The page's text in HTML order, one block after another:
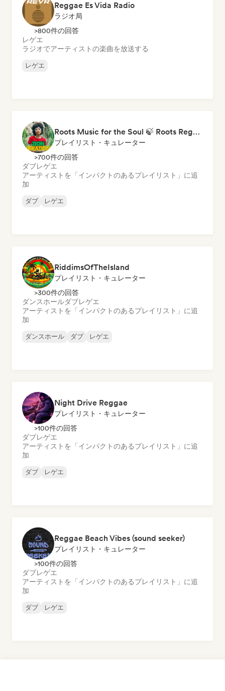
Reggae Es Vida Radio
ラジオ局
>800件の回答
レゲエ
ラジオでアーティストの楽曲を放送する
レゲエ
Roots Music for the Soul 🍃 Roots Reggae, Dub & Dancehall
プレイリスト・キュレーター
>700件の回答
ダブレゲエ
アーティストを「インパクトのあるプレイリスト」に追
加
ダブ レゲエ
RiddimsOfTheIsland
プレイリスト・キュレーター
>300件の回答
ダンスホールダブレゲエ
アーティストを「インパクトのあるプレイリスト」に追
加
ダンスホール ダブ レゲエ
Night Drive Reggae
プレイリスト・キュレーター
>100件の回答
ダブレゲエ
アーティストを「インパクトのあるプレイリスト」に追
加
ダブ レゲエ
Reggae Beach Vibes (sound seeker)
プレイリスト・キュレーター
>100件の回答
ダブレゲエ
アーティストを「インパクトのあるプレイリスト」に追
加
ダブ レゲエ